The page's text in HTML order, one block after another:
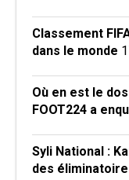
Classement
dans le monde
Où en est le
FOOT224 a
Syli National :
des